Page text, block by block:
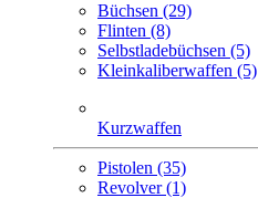
Büchsen (29)
Flinten (8)
Selbstlade­büchsen (5)
Klein­kaliber­waffen (5)
Kurzwaffen
Pistolen (35)
Revolver (1)